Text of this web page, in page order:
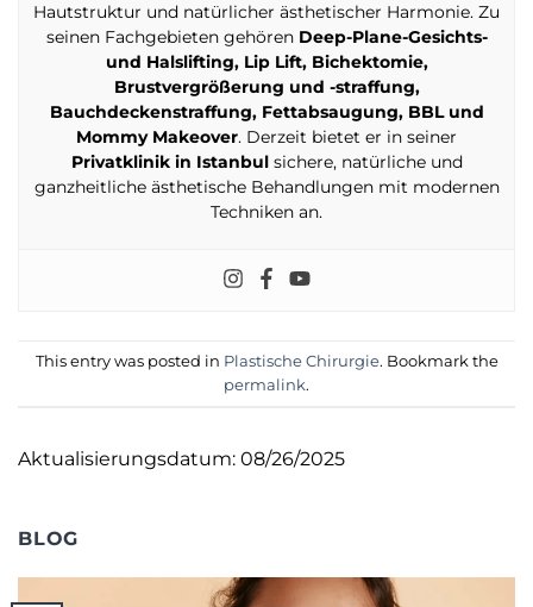
Hautstruktur und natürlicher ästhetischer Harmonie. Zu
seinen Fachgebieten gehören Deep-Plane-Gesichts-
und Halslifting, Lip Lift, Bichektomie,
Brustvergrößerung und -straffung,
Bauchdeckenstraffung, Fettabsaugung, BBL und
Mommy Makeover. Derzeit bietet er in seiner
Privatklinik in Istanbulsichere, natürliche und
ganzheitliche ästhetische Behandlungen mit modernen
Techniken an.
This entry was posted in Plastische Chirurgie. Bookmark the
permalink.
Aktualisierungsdatum: 08/26/2025
BLOG